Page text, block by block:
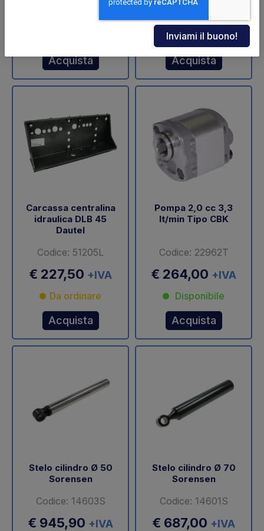
Acquista
Disponibile
Acquista
Carcassa centralina
idraulica DLB 45
Dautel
Codice: 51205L
€ 227,50 +IVA
Da ordinare
Acquista
Pompa 2,0 cc 3,3
lt/min Tipo CBK
Codice: 22962T
€ 264,00 +IVA
Disponibile
Acquista
Stelo cilindro Ø 50
Sorensen
Codice: 14603S
€ 945,90 +IVA
Stelo cilindro Ø 70
Sorensen
Codice: 14601S
€ 687,00 +IVA